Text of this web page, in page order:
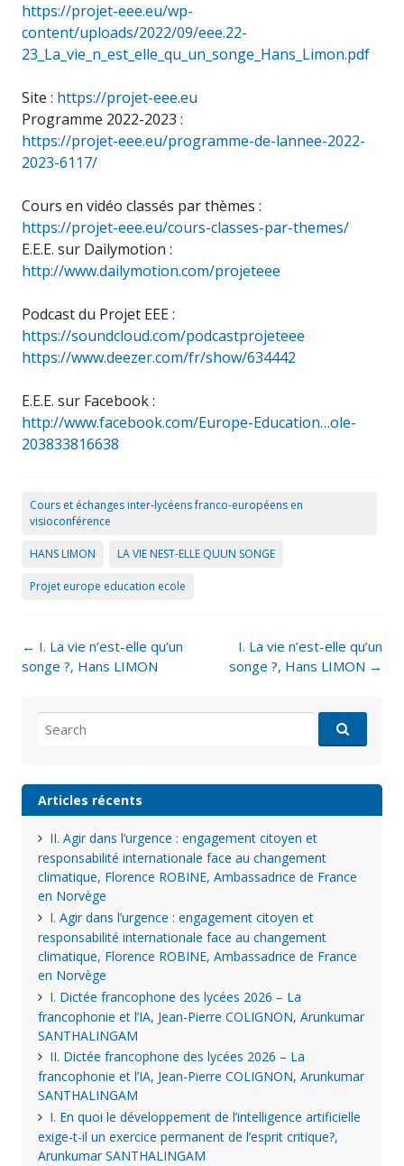
https://projet-eee.eu/wp-
content/uploads/2022/09/eee.22-
23_La_vie_n_est_elle_qu_un_songe_Hans_Limon.pdf
Site : https://projet-eee.eu
Programme 2022-2023 :
https://projet-eee.eu/programme-de-lannee-2022-
2023-6117/
Cours en vidéo classés par thèmes :
https://projet-eee.eu/cours-classes-par-themes/
E.E.E. sur Dailymotion :
http://www.dailymotion.com/projeteee
Podcast du Projet EEE :
https://soundcloud.com/podcastprojeteee
https://www.deezer.com/fr/show/634442
E.E.E. sur Facebook :
http://www.facebook.com/Europe-Education…ole-
203833816638
Cours et échanges inter-lycéens franco-européens en
visioconférence
HANS LIMON LA VIE NEST-ELLE QUUN SONGE
Projet europe education ecole
Post
navigation
← I. La vie n’est-elle qu’un
songe ?, Hans LIMON
I. La vie n’est-elle qu’un
songe ?, Hans LIMON →
for:
Articles récents
II. Agir dans l’urgence : engagement citoyen et
responsabilité internationale face au changement
climatique, Florence ROBINE, Ambassadrice de France
en Norvège
I. Agir dans l’urgence : engagement citoyen et
responsabilité internationale face au changement
climatique, Florence ROBINE, Ambassadrice de France
en Norvège
I. Dictée francophone des lycées 2026 – La
francophonie et l’IA, Jean-Pierre COLIGNON, Arunkumar
SANTHALINGAM
II. Dictée francophone des lycées 2026 – La
francophonie et l’IA, Jean-Pierre COLIGNON, Arunkumar
SANTHALINGAM
I. En quoi le développement de l’intelligence artificielle
exige-t-il un exercice permanent de l’esprit critique?,
Arunkumar SANTHALINGAM